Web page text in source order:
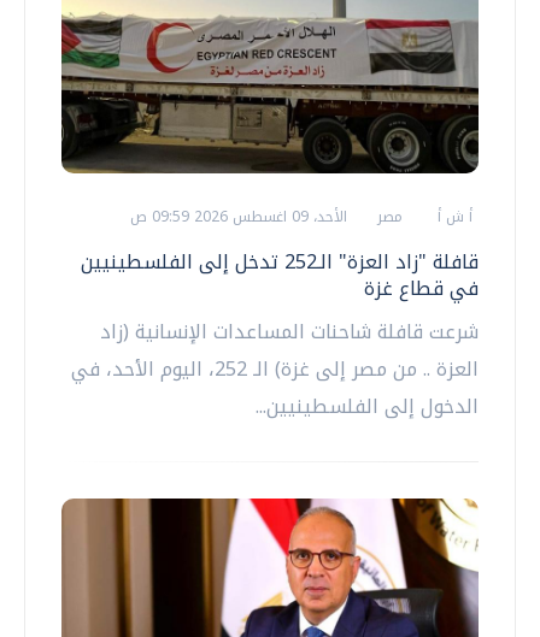
أ ش أ مصر الأحد، 09 اغسطس 2026 09:59 ص
قافلة "زاد العزة" الـ252 تدخل إلى الفلسطينيين
في قطاع غزة
شرعت قافلة شاحنات المساعدات الإنسانية (زاد
العزة .. من مصر إلى غزة) الـ 252، اليوم الأحد، في
الدخول إلى الفلسطينيين...